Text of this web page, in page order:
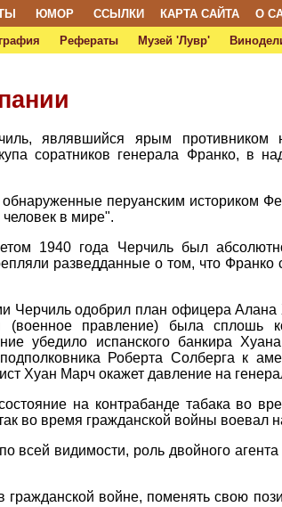
ЮМОР ССЫЛКИ КАРТА САЙТА
О
Рефераты Музей 'Лувр'
являвшийся ярым противником
соратников генерала Франко, в
перуанским историком
в мире".
1940 года Черчиль был
разведданные о том, что Франко
Черчиль одобрил план офицера
(военное правление) была сплошь
убедило испанского банкира
Роберта Солберга к
Хуан Марч окажет давление на
на контрабанде табака во
во время гражданской войны воевал
всей видимости, роль двойного
войне, поменять свою